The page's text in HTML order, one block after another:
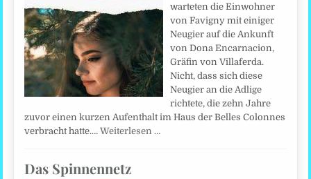
warteten die Einwohner
von Favigny mit einiger
Neugier auf die Ankunft
von Dona Encarnacion,
Gräfin von Villaferda.
Nicht, dass sich diese
Neugier an die Adlige
richtete, die zehn Jahre
zuvor einen kurzen Aufenthalt im Haus der Belles Colonnes
verbracht hatte.…Weiterlesen …
Das Spinnennetz